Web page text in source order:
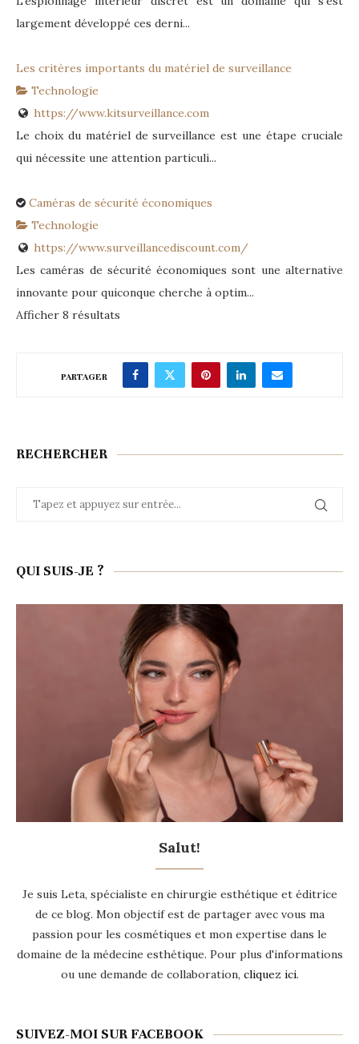
largement développé ces derni...
Les critères importants du matériel de surveillance
Technologie
https://www.kitsurveillance.com
Le choix du matériel de surveillance est une étape cruciale
qui nécessite une attention particuli...
Caméras de sécurité économiques
Technologie
https://www.surveillancediscount.com/
Les caméras de sécurité économiques sont une alternative
innovante pour quiconque cherche à optim...
Afficher 8 résultats
PARTAGER
RECHERCHER
QUI SUIS-JE ?
Salut!
Je suis Leta, spécialiste en chirurgie esthétique et éditrice
de ce blog. Mon objectif est de partager avec vous ma
passion pour les cosmétiques et mon expertise dans le
domaine de la médecine esthétique. Pour plus d'informations
ou une demande de collaboration, cliquez ici.
SUIVEZ-MOI SUR FACEBOOK